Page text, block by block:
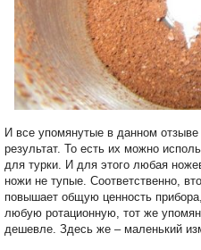
И все упомянутые в данном
результат. То есть их можно
для турки. И для этого любая
ножи не тупые. Соответственно,
повышает общую ценность
любую ротационную, тот же
дешевле. Здесь же – маленький